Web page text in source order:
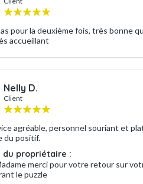
deuxième fois, très bonne qualité et
accueillant
Nelly D.
Client
agréable, personnel souriant et
du positif.
du propriétaire :
merci pour votre retour sur
le puzzle